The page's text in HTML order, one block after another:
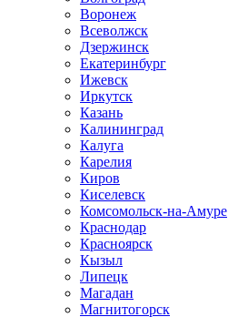
Воронеж
Всеволжск
Дзержинск
Екатеринбург
Ижевск
Иркутск
Казань
Калининград
Калуга
Карелия
Киров
Киселевск
Комсомольск-на-Амуре
Краснодар
Красноярск
Кызыл
Липецк
Магадан
Магнитогорск